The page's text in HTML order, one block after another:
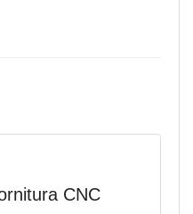
CNC